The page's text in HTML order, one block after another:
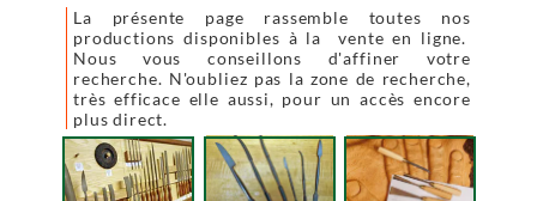
La présente page rassemble toutes nos
productions disponibles à la vente en ligne.
Nous vous conseillons d'affiner votre
recherche. N'oubliez pas la zone de recherche,
très efficace elle aussi, pour un accès encore
plus direct.